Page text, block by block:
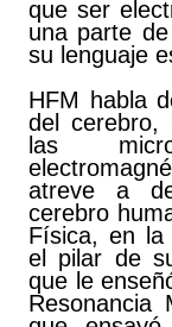
que ser
una parte
su lenguaje
HFM habla
del cerebro,
las
atreve a
cerebro
Física, en la
el pilar de
que le
Resonancia